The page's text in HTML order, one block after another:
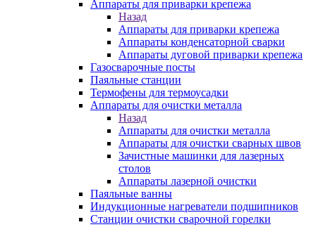
Аппараты для приварки крепежа
Назад
Аппараты для приварки крепежа
Аппараты конденсаторной сварки
Аппараты дуговой приварки крепежа
Газосварочные посты
Паяльные станции
Термофены для термоусадки
Аппараты для очистки металла
Назад
Аппараты для очистки металла
Аппараты для очистки сварных швов
Зачистные машинки для лазерных
столов
Аппараты лазерной очистки
Паяльные ванны
Индукционные нагреватели подшипников
Станции очистки сварочной горелки